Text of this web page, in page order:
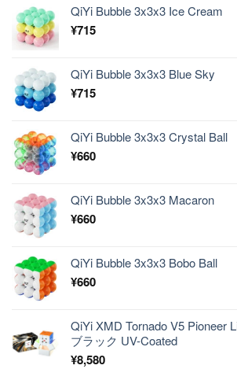
QiYi Bubble 3x3x3 Ice Cream
¥715
QiYi Bubble 3x3x3 Blue Sky
¥715
QiYi Bubble 3x3x3 Crystal Ball
¥660
QiYi Bubble 3x3x3 Macaron
¥660
QiYi Bubble 3x3x3 Bobo Ball
¥660
QiYi XMD Tornado V5 Pioneer
ブラック UV-Coated
¥8,580